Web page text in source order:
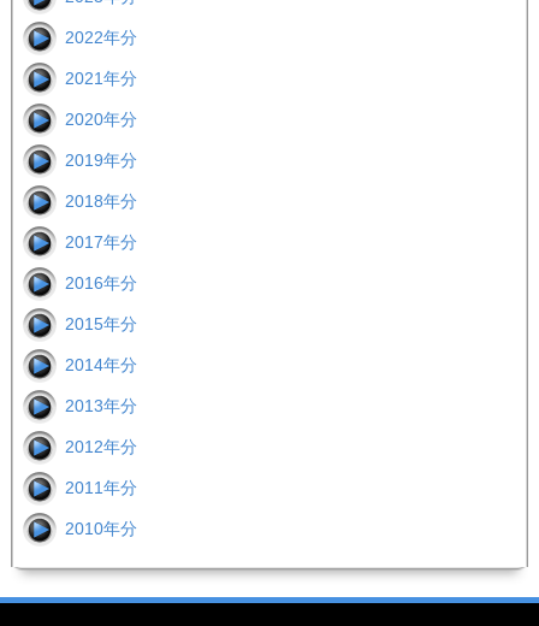
2022年分
2021年分
2020年分
2019年分
2018年分
2017年分
2016年分
2015年分
2014年分
2013年分
2012年分
2011年分
2010年分